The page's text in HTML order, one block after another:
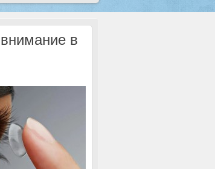
в